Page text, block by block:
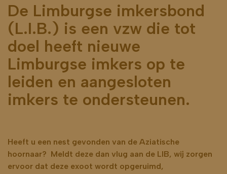
De Limburgse imkersbond
(L.I.B.) is een vzw die tot
doel heeft nieuwe
Limburgse imkers op te
leiden en aangesloten
imkers te ondersteunen.
Heeft u een nest gevonden van de Aziatische
hoornaar? Meldt deze dan vlug aan de LIB, wij zorgen
ervoor dat deze exoot wordt opgeruimd,